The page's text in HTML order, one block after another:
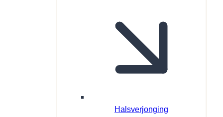
Halsverjonging